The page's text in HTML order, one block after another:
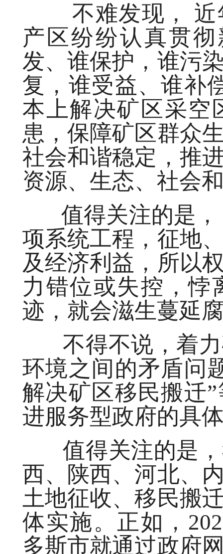
不难发现， 近
产区纷纷认真贯
发、谁保护，谁污
复，谁受益、谁补
本上解决矿区采空
患，保障矿区群众
社会和谐稳定，推
资源、生态、社会
值得关注的是，
项系统工程，征地
及经济利益，所以
力错位或失控，悖
迹，就会滋生蔓延
不得不说，着力
环境之间的矛盾问
解决矿区移民搬迁
进服务型政府的具
值得关注的是，
西、陕西、河北、
土地征收、移民搬
体实施。正如，
多斯市就通过政府